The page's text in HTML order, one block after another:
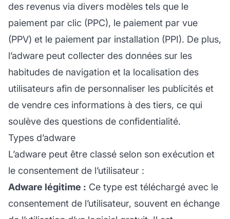
des revenus via divers modèles tels que le
paiement par clic (PPC), le paiement par vue
(PPV) et le paiement par installation (PPI). De plus,
l’adware peut collecter des données sur les
habitudes de navigation et la localisation des
utilisateurs afin de personnaliser les publicités et
de vendre ces informations à des tiers, ce qui
soulève des questions de confidentialité.
Types d’adware
L’adware peut être classé selon son exécution et
le consentement de l’utilisateur :
Adware légitime : Ce type est téléchargé avec le
consentement de l’utilisateur, souvent en échange